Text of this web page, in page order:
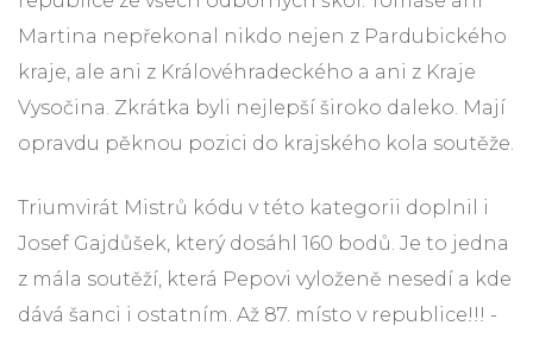
Martina nepřekonal nikdo nejen z Pardubického
kraje, ale ani z Královéhradeckého a ani z Kraje
Vysočina. Zkrátka byli nejlepší široko daleko. Mají
opravdu pěknou pozici do krajského kola soutěže.
Triumvirát Mistrů kódu v této kategorii doplnil i
Josef Gajdůšek, který dosáhl 160 bodů. Je to jedna
z mála soutěží, která Pepovi vyloženě nesedí a kde
dává šanci i ostatním. Až 87. místo v republice!!! -